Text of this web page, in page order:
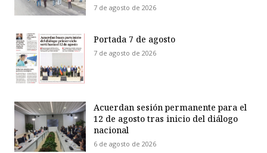
7 de agosto de 2026
Portada 7 de agosto
7 de agosto de 2026
Acuerdan sesión permanente para el
12 de agosto tras inicio del diálogo
nacional
6 de agosto de 2026